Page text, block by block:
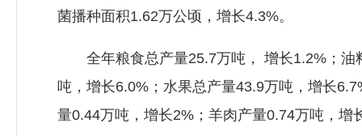
菌播种面积1.62万公顷，增长4.3%。
全年粮食总产量25.7万吨， 增长1.2%；油
吨，增长6.0%；水果总产量43.9万吨，增长
量0.44万吨，增长2%；羊肉产量0.74万吨，增